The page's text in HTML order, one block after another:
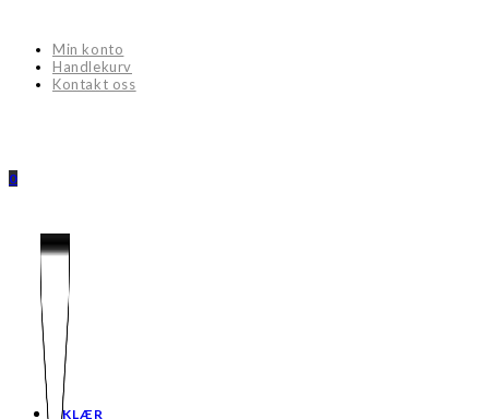
contentMin konto
Handlekurv
Kontakt oss
0
KLÆR